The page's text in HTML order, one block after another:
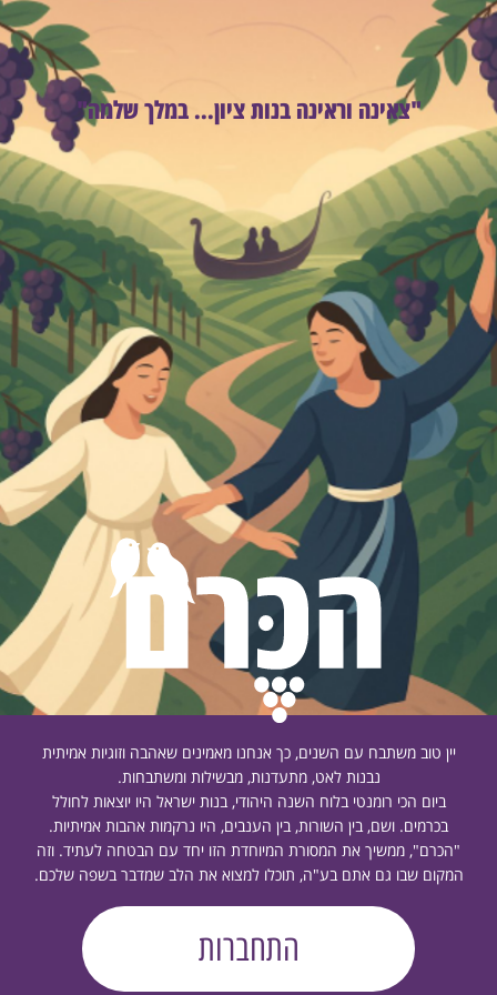
"צאינה וראינה בנות ציון... במלך שלמה"
יין טוב משתבח עם השנים, כך אנחנו מאמינים שאהבה וזוגיות אמיתית
נבנות לאט, מתעדנות, מבשילות ומשתבחות.
ביום הכי רומנטי בלוח השנה היהודי, בנות ישראל היו יוצאות לחולל
בכרמים. ושם, בין השורות, בין הענבים, היו נרקמות אהבות אמיתיות.
"הכרם", ממשיך את המסורת המיוחדת הזו יחד עם הבטחה לעתיד. וזה
המקום שבו גם אתם בע"ה, תוכלו למצוא את הלב שמדבר בשפה שלכם.
התחברות